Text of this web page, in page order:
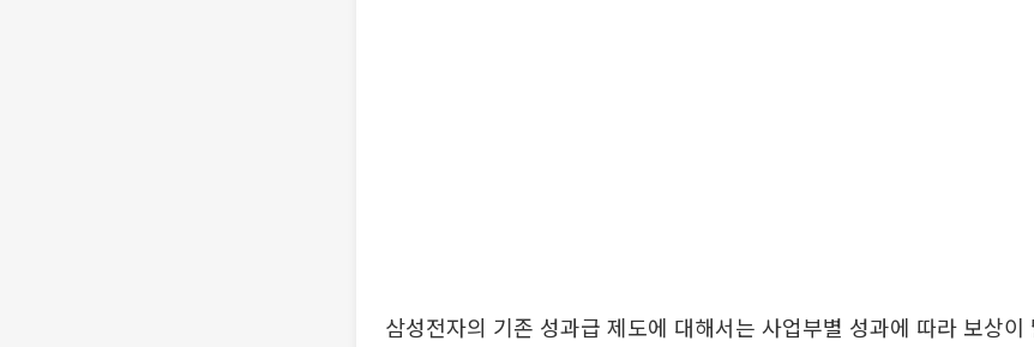
삼성전자의 기존 성과급 제도에 대해서는 사업부별 성과에 따라 보상이